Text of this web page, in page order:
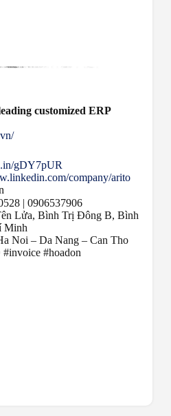
customized ERP
gDY7pUR
company/arito
| 0906537906
Lửa, Bình Trị Đông B, Bình
Minh
Noi – Da Nang – Can Tho
#hoadon